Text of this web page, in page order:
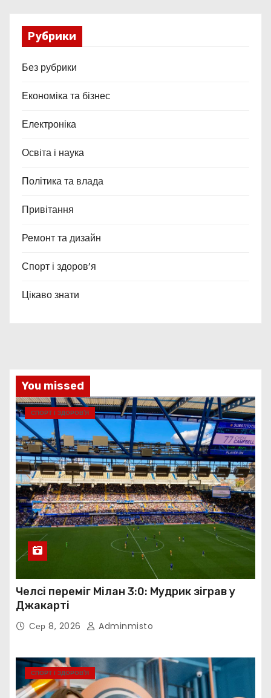
Рубрики
Без рубрики
Економіка та бізнес
Електроніка
Освіта і наука
Політика та влада
Привітання
Ремонт та дизайн
Спорт і здоров’я
Цікаво знати
You missed
СПОРТ І ЗДОРОВ’Я
Челсі переміг Мілан 3:0: Мудрик зіграв у
Джакарті
Сер 8, 2026 Adminmisto
СПОРТ І ЗДОРОВ’Я